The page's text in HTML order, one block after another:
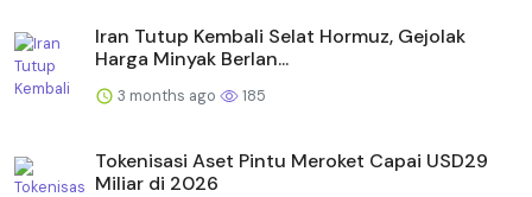
Iran Tutup Kembali Selat Hormuz, Gejolak
Harga Minyak Berlan...
3 months ago 185
Tokenisasi Aset Pintu Meroket Capai USD29
Miliar di 2026